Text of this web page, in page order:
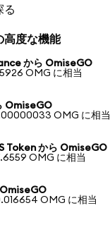
る
高度な機能
から OmiseGO
OMG に相当
OmiseGO
OMG に相当
Token から OmiseGO
OMG に相当
OMG に相当